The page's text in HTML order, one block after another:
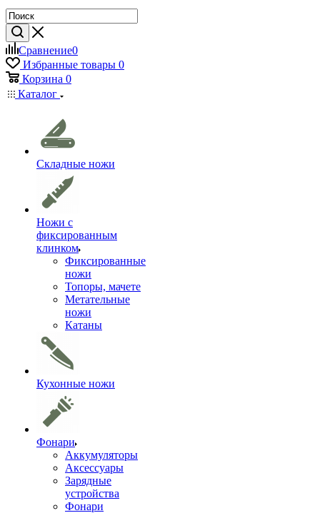
Сравнение0
Избранные товары 0
Корзина 0
Каталог
Складные ножи
Ножи с
фиксированным
клинком
Фиксированные
ножи
Топоры, мачете
Метательные
ножи
Катаны
Кухонные ножи
Фонари
Аккумуляторы
Аксессуары
Зарядные
устройства
Фонари